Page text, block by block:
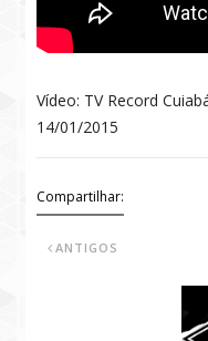
Vídeo: TV Record
14/01/2015
Compartilhar:
ANTIGOS